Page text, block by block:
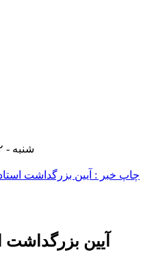
شنبه - ۱۲ اردیبهشت ۱۴۰۵ - ۱۹:۱۵
آیین